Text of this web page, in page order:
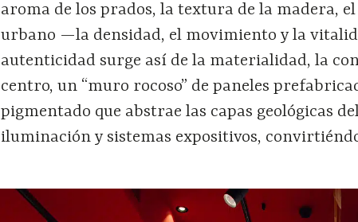
aroma de los prados, la textura de la madera,
urbano —la densidad, el movimiento y la
autenticidad surge así de la materialidad, la
centro, un “muro rocoso” de paneles
pigmentado que abstrae las capas geológicas
iluminación y sistemas expositivos,